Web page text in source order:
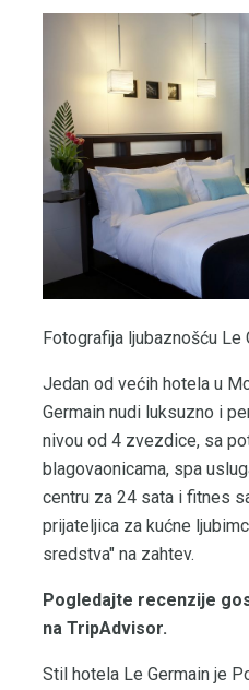
Fotografija ljubaznošću Le
Jedan od većih hotela u
Germain nudi luksuzno i
nivou od 4 zvezdice, sa
blagovaonicama, spa
centru za 24 sata i fitnes
prijateljica za kućne
sredstva" na zahtev.
Pogledajte recenzije
na TripAdvisor.
Stil hotela Le Germain je